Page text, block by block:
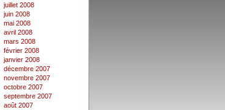
juillet 2008
juin 2008
mai 2008
avril 2008
mars 2008
février 2008
janvier 2008
décembre 2007
novembre 2007
octobre 2007
septembre 2007
août 2007